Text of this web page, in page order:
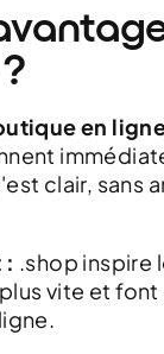
en
clair, sans
: .shop inspire
vite et